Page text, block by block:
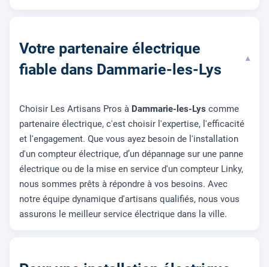
Votre partenaire électrique
fiable dans Dammarie-les-Lys
▾
Choisir Les Artisans Pros à Dammarie-les-Lys comme
partenaire électrique, c'est choisir l'expertise, l'efficacité
et l'engagement. Que vous ayez besoin de l'installation
d'un compteur électrique, d’un dépannage sur une panne
électrique ou de la mise en service d'un compteur Linky,
nous sommes prêts à répondre à vos besoins. Avec
notre équipe dynamique d'artisans qualifiés, nous vous
assurons le meilleur service électrique dans la ville.